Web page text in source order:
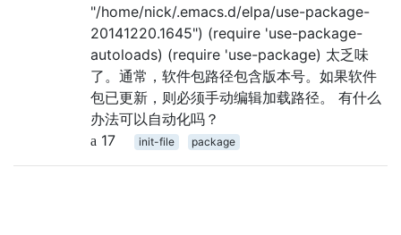
"/home/nick/.emacs.d/elpa/use-package-
20141220.1645") (require 'use-package-
autoloads) (require 'use-package) 太乏味
了。通常，软件包路径包含版本号。如果软件
包已更新，则必须手动编辑加载路径。 有什么
办法可以自动化吗？
17
init-file package